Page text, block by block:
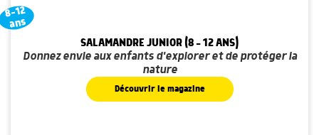
8-12
ans
SALAMANDRE JUNIOR (8 - 12 ANS)
Donnez envie aux enfants d'explorer et de protéger la
nature
Découvrir le magazine